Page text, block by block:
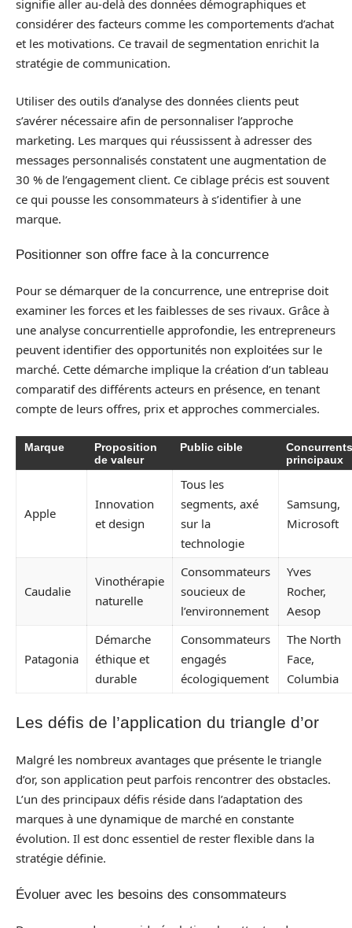
signifie aller au-delà des données démographiques et
considérer des facteurs comme les comportements d’achat
et les motivations. Ce travail de segmentation enrichit la
stratégie de communication.
Utiliser des outils d’analyse des données clients peut
s’avérer nécessaire afin de personnaliser l’approche
marketing. Les marques qui réussissent à adresser des
messages personnalisés constatent une augmentation de
30 % de l’engagement client. Ce ciblage précis est souvent
ce qui pousse les consommateurs à s’identifier à une
marque.
Positionner son offre face à la concurrence
Pour se démarquer de la concurrence, une entreprise doit
examiner les forces et les faiblesses de ses rivaux. Grâce à
une analyse concurrentielle approfondie, les entrepreneurs
peuvent identifier des opportunités non exploitées sur le
marché. Cette démarche implique la création d’un tableau
comparatif des différents acteurs en présence, en tenant
compte de leurs offres, prix et approches commerciales.
Marque
Proposition
de valeur
Public cible
Concurrents
principaux
Apple
Innovation
et design
Tous les
segments, axé
sur la
technologie
Samsung,
Microsoft
Caudalie
Vinothérapie
naturelle
Consommateurs
soucieux de
l’environnement
Yves
Rocher,
Aesop
Patagonia
Démarche
éthique et
durable
Consommateurs
engagés
écologiquement
The North
Face,
Columbia
Les défis de l’application du triangle d’or
Malgré les nombreux avantages que présente le triangle
d’or, son application peut parfois rencontrer des obstacles.
L’un des principaux défis réside dans l’adaptation des
marques à une dynamique de marché en constante
évolution. Il est donc essentiel de rester flexible dans la
stratégie définie.
Évoluer avec les besoins des consommateurs